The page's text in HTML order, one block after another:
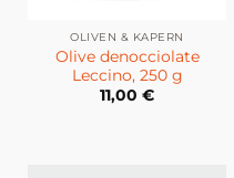
OLIVEN & KAPERN
Olive denocciolate
Leccino, 250 g
11,00 €